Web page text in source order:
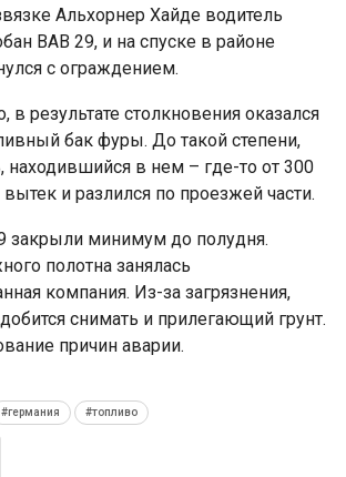
Альхорнер Хайде водитель
ВАВ 29, и на спуске в районе
с ограждением.
результате столкновения оказался
бак фуры. До такой степени,
находившийся в нем – где-то от 300
и разлился по проезжей части.
закрыли минимум до полудня.
полотна занялась
компания. Из-за загрязнения,
снимать и прилегающий грунт.
причин аварии.
#германия #топливо